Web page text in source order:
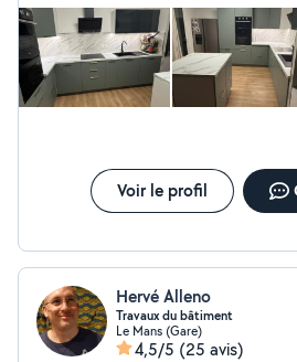
Réparations, installations, dépannage
Parquet, Lambris et bardage
Installation: TV murale, éclairage,
Aménagement. : Cuisines, salles
chambres. J'interviens pour : installation, dépannage,
Voir le profil
Hervé Alleno
Travaux du bâtiment
Le Mans (Gare)
4,5/5 (25 avis)